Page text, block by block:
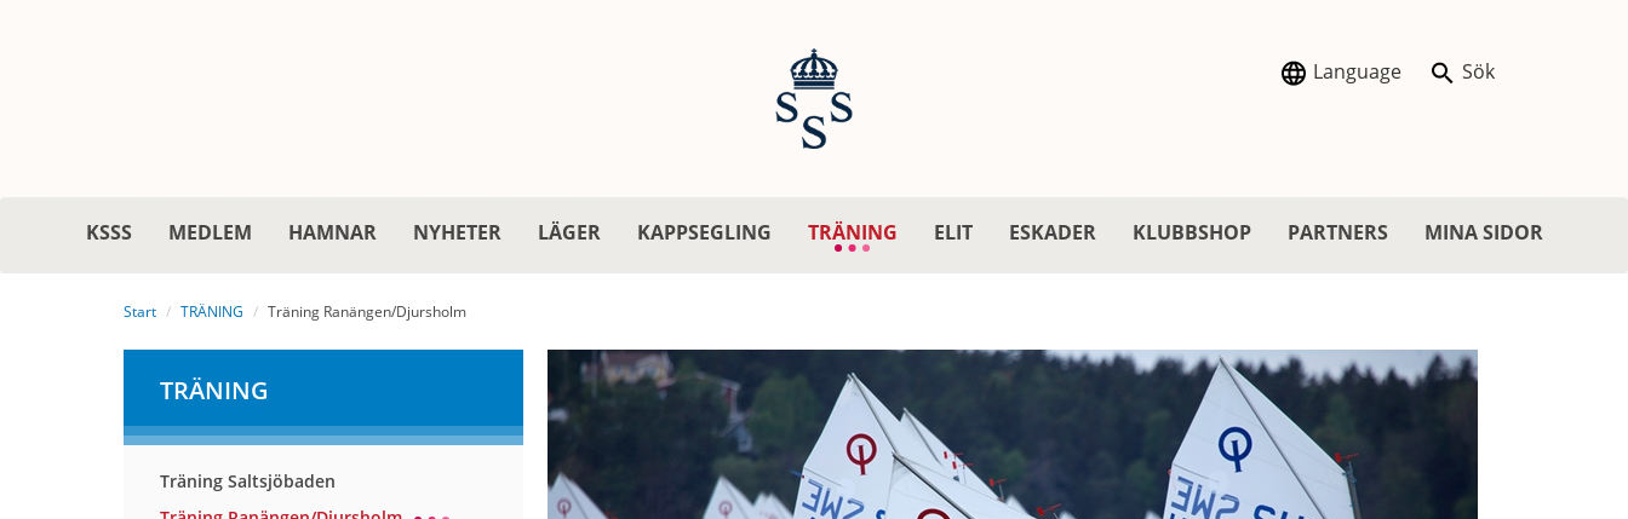
Language Sök
KSSS MEDLEM HAMNAR NYHETER LÄGER KAPPSEGLING TRÄNING ELIT ESKADER KLUBBSHOP PARTNERS MINA SIDOR
Start TRÄNING Träning Ranängen/Djursholm
TRÄNING
Träning Saltsjöbaden